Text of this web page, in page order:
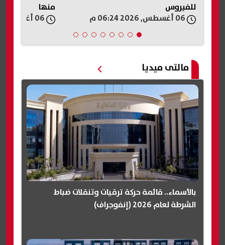
للفيروس
منها
مالتى ميديا
بالأسماء.. قائمة حركة ترقيات وتنقلات ضباط
الشرطة لعام 2026 (إنفوجراف)